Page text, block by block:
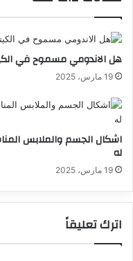
هل الاندومي مسموح في
19 مارس، 2025
اشكال الجسم والملابس
له
19 مارس، 2025
اترك تعليقاً